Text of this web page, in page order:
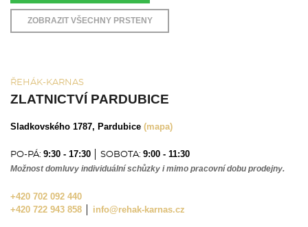
ZOBRAZIT VŠECHNY PRSTENY
ŘEHÁK-KARNAS
ZLATNICTVÍ PARDUBICE
Sladkovského 1787, Pardubice (mapa)
PO-PÁ: 9:30 - 17:30 │ SOBOTA: 9:00 - 11:30
Možnost domluvy individuální schůzky i mimo pracovní dobu prodejny.
+420 702 092 440
+420 722 943 858
info@rehak-karnas.cz